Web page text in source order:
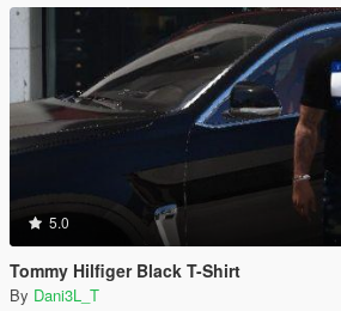
5.0
Tommy Hilfiger Black T-Shirt
By Dani3L_T